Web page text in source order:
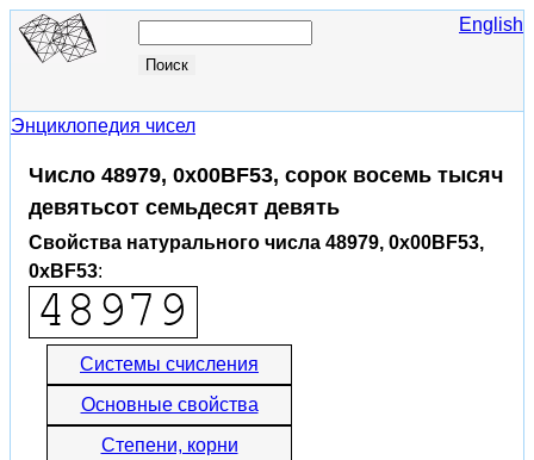
English
Энциклопедия чисел
Число 48979, 0x00BF53, сорок восемь тысяч
девятьсот семьдесят девять
Свойства натурального числа 48979, 0x00BF53,
0xBF53:
Системы счисления
Основные свойства
Степени, корни